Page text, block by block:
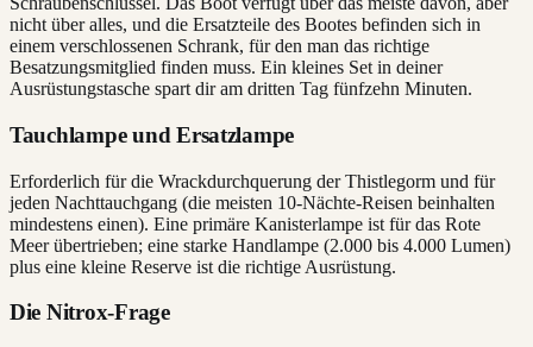
nicht über alles, und die Ersatzteile des Bootes befinden sich in
einem verschlossenen Schrank, für den man das richtige
Besatzungsmitglied finden muss. Ein kleines Set in deiner
Ausrüstungstasche spart dir am dritten Tag fünfzehn Minuten.
Tauchlampe und Ersatzlampe
Erforderlich für die Wrackdurchquerung der Thistlegorm und für
jeden Nachttauchgang (die meisten 10-Nächte-Reisen beinhalten
mindestens einen). Eine primäre Kanisterlampe ist für das Rote
Meer übertrieben; eine starke Handlampe (2.000 bis 4.000 Lumen)
plus eine kleine Reserve ist die richtige Ausrüstung.
Die Nitrox-Frage